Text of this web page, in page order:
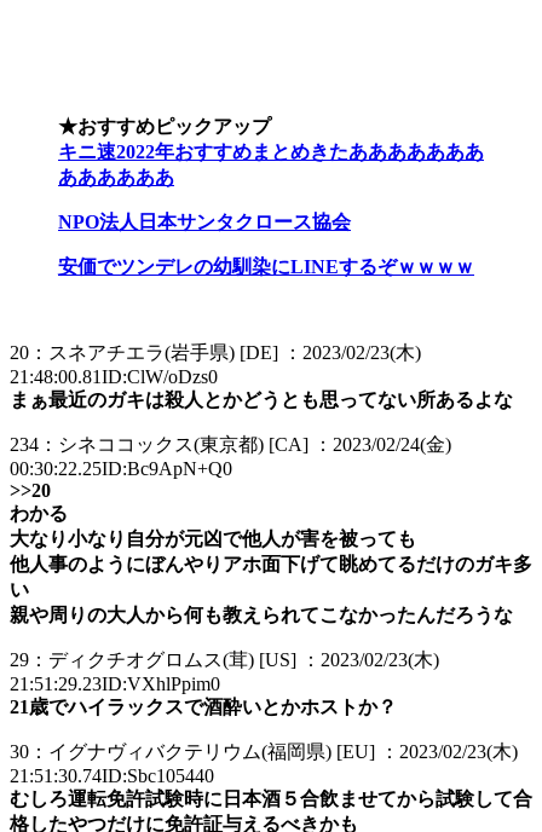
★おすすめピックアップ
キニ速2022年おすすめまとめきたあああああああ
ああああああ
NPO法人日本サンタクロース協会
安価でツンデレの幼馴染にLINEするぞｗｗｗｗ
20：スネアチエラ(岩手県) [DE] ：2023/02/23(木)
21:48:00.81ID:ClW/oDzs0
まぁ最近のガキは殺人とかどうとも思ってない所あるよな
234：シネココックス(東京都) [CA] ：2023/02/24(金)
00:30:22.25ID:Bc9ApN+Q0
>>20
わかる
大なり小なり自分が元凶で他人が害を被っても
他人事のようにぼんやりアホ面下げて眺めてるだけのガキ多
い
親や周りの大人から何も教えられてこなかったんだろうな
29：ディクチオグロムス(茸) [US] ：2023/02/23(木)
21:51:29.23ID:VXhlPpim0
21歳でハイラックスで酒酔いとかホストか？
30：イグナヴィバクテリウム(福岡県) [EU] ：2023/02/23(木)
21:51:30.74ID:Sbc105440
むしろ運転免許試験時に日本酒５合飲ませてから試験して合
格したやつだけに免許証与えるべきかも